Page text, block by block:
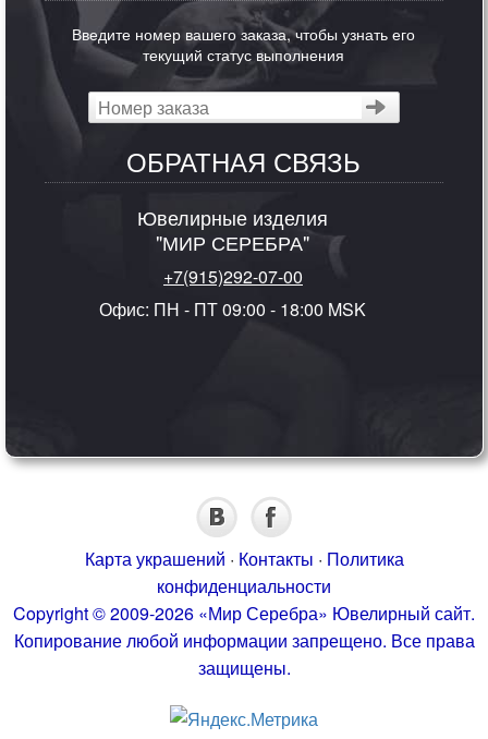
Введите номер вашего заказа, чтобы узнать его
текущий статус выполнения
ОБРАТНАЯ СВЯЗЬ
Ювелирные изделия
"МИР СЕРЕБРА"
+7(915)292-07-00
Офис: ПН - ПТ 09:00 - 18:00 MSK
Карта украшений · Контакты · Политика
конфиденциальности
Copyright © 2009-2026 «Мир Серебра» Ювелирный сайт.
Копирование любой информации запрещено. Все права
защищены.